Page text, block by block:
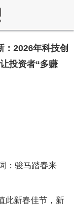
：2026年科技创
投资者“多赚
：骏马踏春来
此新春佳节，新